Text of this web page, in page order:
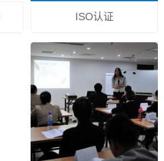
ISO认证